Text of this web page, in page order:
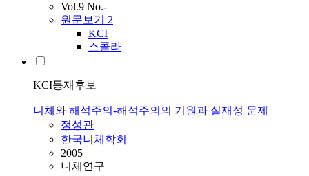
Vol.9 No.-
원문보기 2
KCI
스콜라
KCI등재후보
니체와 해석주의-해석주의의 기원과 실재성 문제
정성관
한국니체학회
2005
니체연구